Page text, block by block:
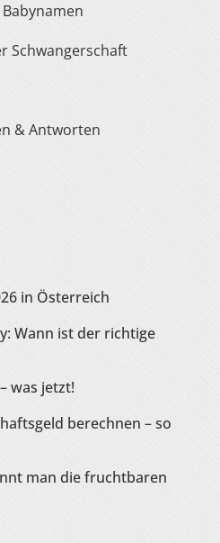
Schwangerschaft
& Antworten
in Österreich
Wann ist der richtige
was jetzt!
berechnen – so
man die fruchtbaren